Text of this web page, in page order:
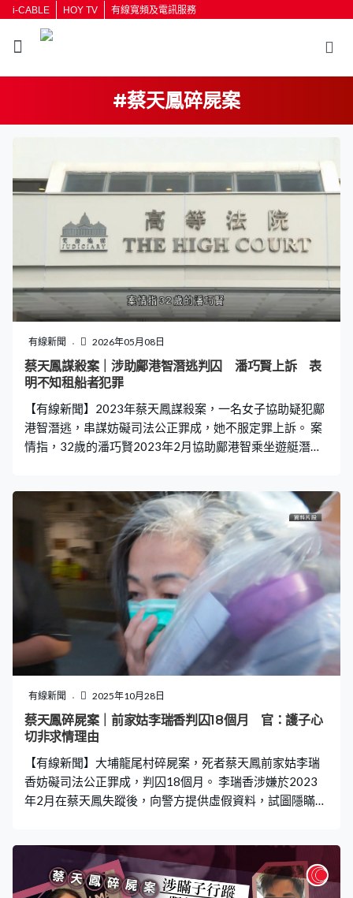
i-CABLE HOY TV 有線寬頻及電訊服務
#蔡天鳳碎屍案
有線新聞 2026年05月08日
蔡天鳳謀殺案｜涉助鄺港智潛逃判囚 潘巧賢上訴 表
明不知租船者犯罪
【有線新聞】2023年蔡天鳳謀殺案，一名女子協助疑犯鄺
港智潛逃，串謀妨礙司法公正罪成，她不服定罪上訴。 案
情指，32歲的潘巧賢2023年2月協助鄺港智乘坐遊艇潛逃
者犯下甚麼罪行，只獲告知租船者名叫「Alex」，是「正
當生意人」，控方回應指「Alex」表明要緊急離開，以及
價錢任開，環境證供顯示潘巧賢知道租船安排屬於非法離
境，認為證據強而有力。法官聽取雙方陳詞後押後裁決，
潘巧賢獲准繼續保釋。
有線新聞 2025年10月28日
蔡天鳳碎屍案｜前家姑李瑞香判囚18個月 官：護子心
切非求情理由
【有線新聞】大埔龍尾村碎屍案，死者蔡天鳳前家姑李瑞
香妨礙司法公正罪成，判囚18個月。 李瑞香涉嫌於2023
年2月在蔡天鳳失蹤後，向警方提供虛假資料，試圖隱瞞因
度和社會公義，刑期必須具阻嚇力，才能反映法庭譴責此
類行為。